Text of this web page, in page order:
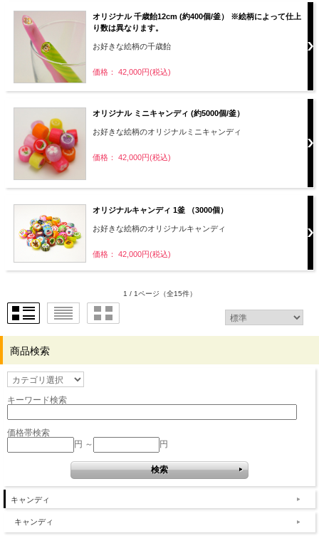
オリジナル 千歳飴12cm (約400個/釜） ※絵柄によって仕上
り数は異なります。
お好きな絵柄の千歳飴
価格： 42,000円(税込)
オリジナル ミニキャンディ (約5000個/釜）
お好きな絵柄のオリジナルミニキャンディ
価格： 42,000円(税込)
オリジナルキャンディ 1釜 （3000個）
お好きな絵柄のオリジナルキャンディ
価格： 42,000円(税込)
1 / 1ページ （全15件）
商品検索
キーワード検索
価格帯検索
円 ～
円
キャンディ
キャンディ